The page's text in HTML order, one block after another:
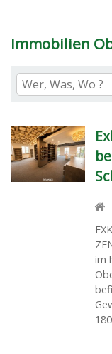
Immobilien
im